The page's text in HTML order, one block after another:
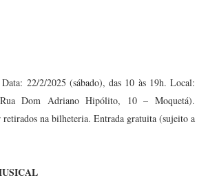
22/2/2025 (sábado), das 10 às 19h. Local:
Dom Adriano Hipólito, 10 – Moquetá).
retirados na bilheteria. Entrada gratuita (sujeito a